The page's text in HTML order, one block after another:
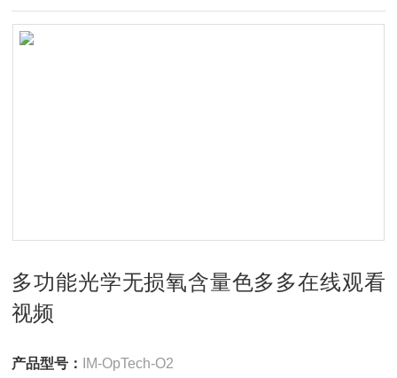
多功能光学无损氧含量色多多在线观看
视频
产品型号：
IM-OpTech-O2